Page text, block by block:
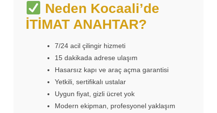
Neden Kocaali’de
İTİMAT ANAHTAR?
7/24 acil çilingir hizmeti
15 dakikada adrese ulaşım
Hasarsız kapı ve araç açma garantisi
Yetkili, sertifikalı ustalar
Uygun fiyat, gizli ücret yok
Modern ekipman, profesyonel yaklaşım